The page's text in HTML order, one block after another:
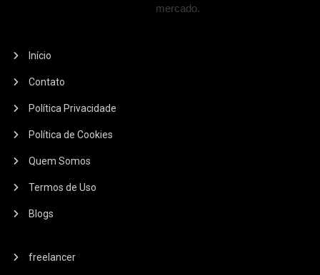
mercado.
Início
Contato
Política Privacidade
Política de Cookies
Quem Somos
Termos de Uso
Blogs
freelancer